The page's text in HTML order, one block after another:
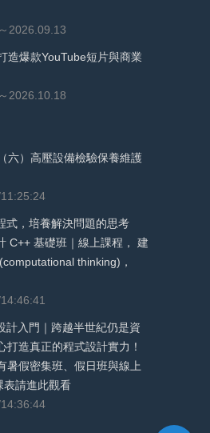
2026.09.13
造爆款YouTube短片與商業
2026.10.18
六）高壓設備檢驗保養維護
式，培養解決問題的思考
C++ 基礎班｜線上課程， 建
thinking)，
計入門｜跨越半世紀仍是資
打造真正的程式設計實力！
暑假密集班、假日班與線上
表請進此觀看